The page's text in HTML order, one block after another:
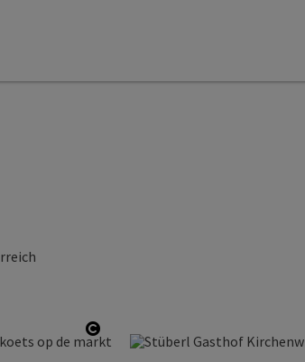
Start Copyright